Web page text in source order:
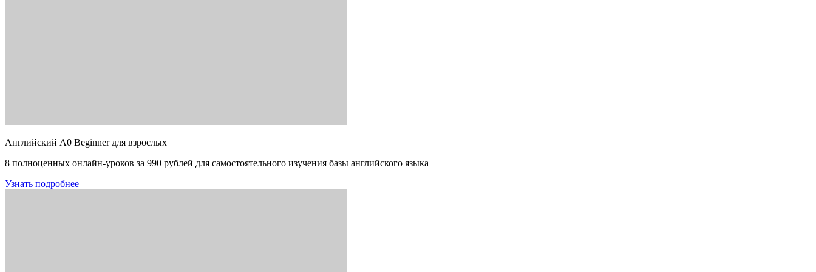
Английский A0 Beginner для взрослых
8 полноценных онлайн-уроков за 990 рублей для самостоятельного изучения базы английского языка
Узнать подробнее